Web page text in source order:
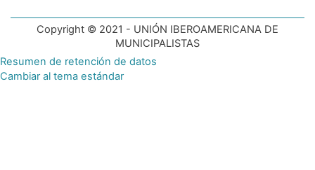
Copyright © 2021 - UNIÓN IBEROAMERICANA DE
MUNICIPALISTAS
Resumen de retención de datos
Cambiar al tema estándar